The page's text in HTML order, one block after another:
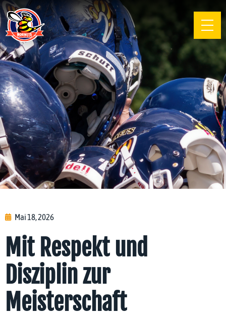
Mai 18, 2026
Mit Respekt und
Disziplin zur
Meisterschaft